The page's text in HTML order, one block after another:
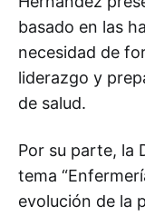
basado en las
necesidad de
liderazgo y
de salud.
Por su parte, la
tema
evolución de la